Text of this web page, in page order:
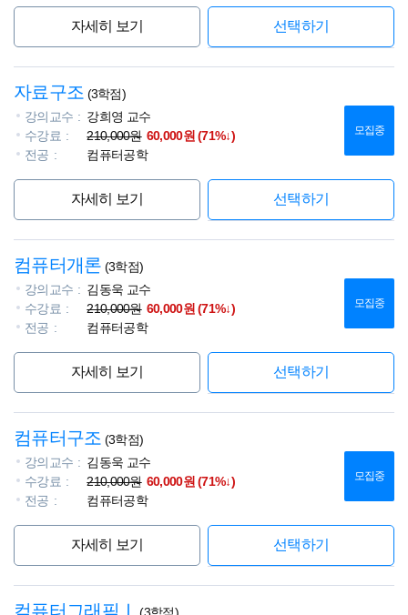
자세히 보기 선택하기
자료구조 (3학점)
강의교수
강희영 교수
수강료
210,000원 60,000원 (71%↓)
전공
컴퓨터공학
모집중
자세히 보기 선택하기
컴퓨터개론 (3학점)
강의교수
김동욱 교수
수강료
210,000원 60,000원 (71%↓)
전공
컴퓨터공학
모집중
자세히 보기 선택하기
컴퓨터구조 (3학점)
강의교수
김동욱 교수
수강료
210,000원 60,000원 (71%↓)
전공
컴퓨터공학
모집중
자세히 보기 선택하기
컴퓨터그래픽Ⅰ